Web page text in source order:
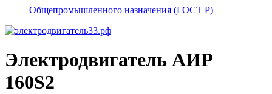
Общепромышленного назначения (ГОСТ Р)
Электродвигатель АИР
160S2